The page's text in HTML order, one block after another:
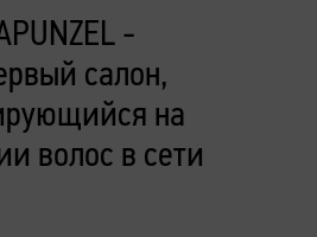
-
салон,
на
волос в сети